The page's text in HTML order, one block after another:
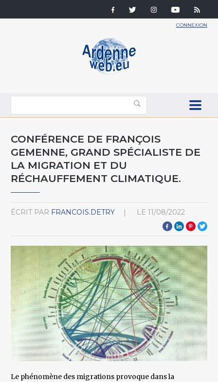
CONNEXION
CONFÉRENCE DE FRANÇOIS
GEMENNE, GRAND SPÉCIALISTE DE
LA MIGRATION ET DU
RÉCHAUFFEMENT CLIMATIQUE.
ÉCRIT PAR FRANCOIS.DETRY LE 11/08/2022
Le phénomène des migrations provoque dans la